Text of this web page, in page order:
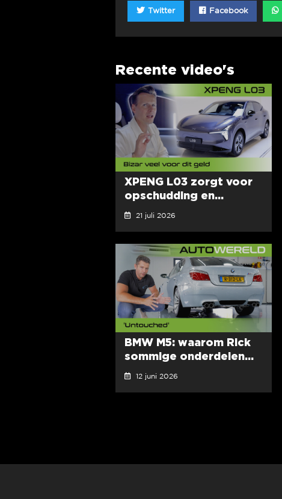
Twitter Facebook
Recente video's
XPENG L03 zorgt voor
opschudding en...
21 juli 2026
BMW M5: waarom Rick
sommige onderdelen...
12 juni 2026